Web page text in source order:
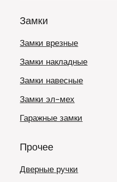
Замки
Замки врезные
Замки накладные
Замки навесные
Замки эл-мех
Гаражные замки
Прочее
Дверные ручки